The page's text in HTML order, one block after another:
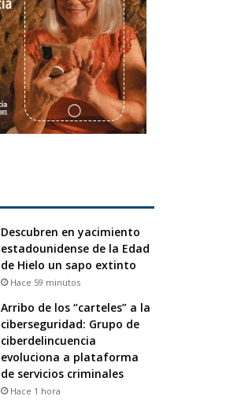
Descubren en yacimiento
estadounidense de la Edad
de Hielo un sapo extinto
Hace 59 minutos
Arribo de los “carteles” a la
ciberseguridad: Grupo de
ciberdelincuencia
evoluciona a plataforma
de servicios criminales
Hace 1 hora